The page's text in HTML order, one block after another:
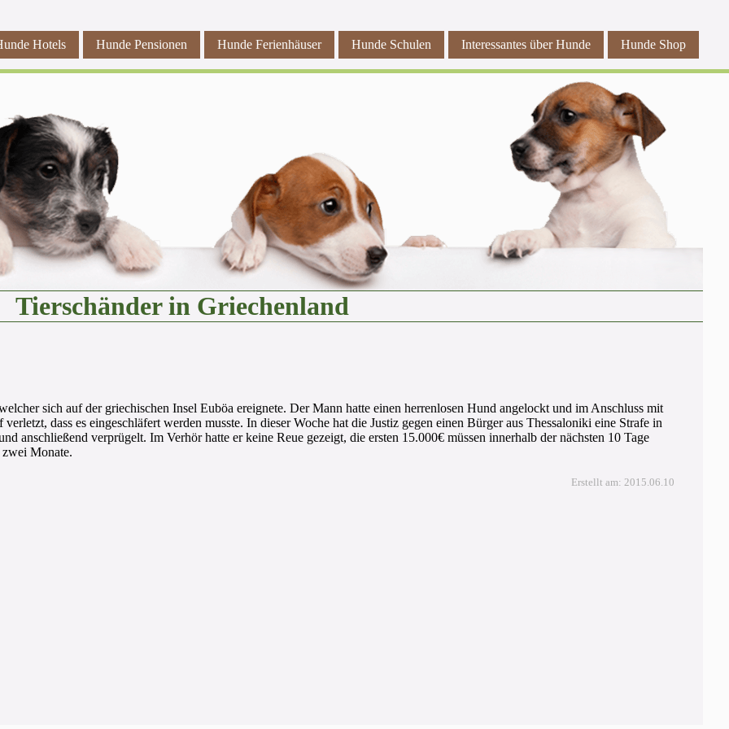
Hotels Hunde Pensionen Hunde Ferienhäuser Hunde Schulen Interessantes über Hunde Hunde Shop
Tierschänder in Griechenland
sich auf der griechischen Insel Euböa ereignete. Der Mann hatte einen herrenlosen Hund angelockt und im Anschluss mit
dass es eingeschläfert werden musste. In dieser Woche hat die Justiz gegen einen Bürger aus Thessaloniki eine Strafe in
anschließend verprügelt. Im Verhör hatte er keine Reue gezeigt, die ersten 15.000€ müssen innerhalb der nächsten 10 Tage
Monate.
Erstellt am: 2015.06.10